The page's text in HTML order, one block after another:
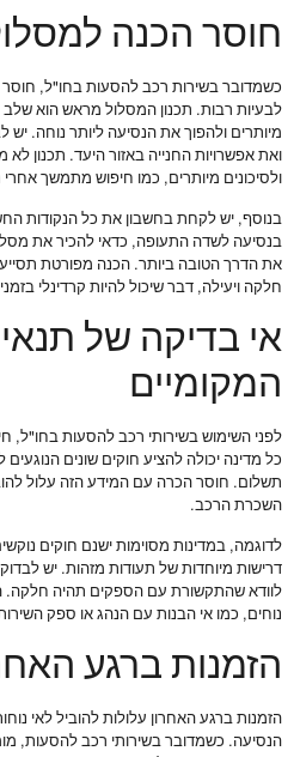
חוסר הכנה
כשמדובר בשירות רכב להסעות בחו"ל, חוסר
לבעיות רבות. תכנון המסלול מראש הוא שלב
מיותרים ולהפוך את הנסיעה ליותר נוחה.
ואת אפשרויות החנייה באזור היעד. תכנון לא
ולסיכונים מיותרים, כמו חיפוש מתמשך אחרי
בנוסף, יש לקחת בחשבון את כל הנקודות
בנסיעה לשדה התעופה, כדאי להכיר את
את הדרך הטובה ביותר. הכנה מפורטת
חלקה ויעילה, דבר שיכול להיות קרדינלי
אי בדיקה של
המקומיים
לפני השימוש בשירותי רכב להסעות בחו"ל,
כל מדינה יכולה להציע חוקים שונים הנוגעים
תשלום. חוסר הכרה עם המידע הזה עלול
השכרת הרכב.
לדוגמה, במדינות מסוימות ישנם חוקים
דרישות מיוחדות של תעודות מזהות. יש
לוודא שהתקשורת עם הספקים תהיה חלקה.
נוחים, כמו אי הבנות עם הנהג או ספק
הזמנות ברגע
הזמנות ברגע האחרון עלולות להוביל לאי
הנסיעה. כשמדובר בשירותי רכב להסעות,